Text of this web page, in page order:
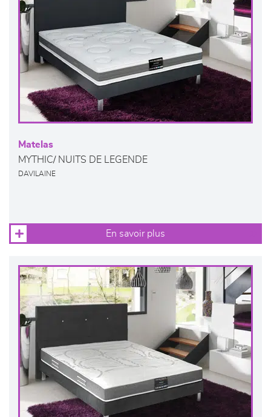
Matelas
MYTHIC/ NUITS DE LEGENDE
DAVILAINE
En savoir plus